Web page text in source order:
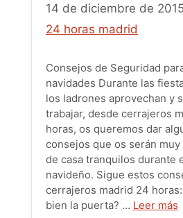
14 de diciembre de 2015
24 horas madrid
Consejos de Seguridad
navidades Durante las
los ladrones aprovechan y
trabajar, desde cerrajeros
horas, os queremos dar
consejos que os serán
de casa tranquilos durante
navideño. Sigue estos
cerrajeros madrid 24
bien la puerta? … Leer más